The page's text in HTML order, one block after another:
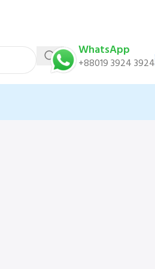
WhatsApp
+88019 3924 3924